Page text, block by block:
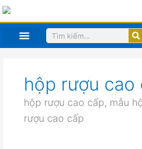
Nhảy
tới
Search
hộp rượu cao
hộp rượu cao cấp, mẫu
rượu cao cấp